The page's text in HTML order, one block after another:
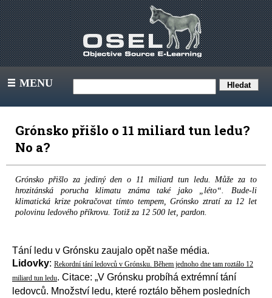
III MENU
Grónsko přišlo o 11 miliard tun ledu?
No a?
Grónsko přišlo za jediný den o 11 miliard tun ledu. Může za to
hrozitánská porucha klimatu známa také jako „léto“. Bude-li
klimatická krize pokračovat tímto tempem, Grónsko ztratí za 12 let
polovinu ledového příkrovu. Totiž za 12 500 let, pardon.
Tání ledu v Grónsku zaujalo opět naše média.
Lidovky: Rekordní tání ledovců v Grónsku. Během jednoho dne tam roztálo 12
miliard tun ledu. Citace: „V Grónsku probíhá extrémní tání
ledovců. Množství ledu, které roztálo během posledních